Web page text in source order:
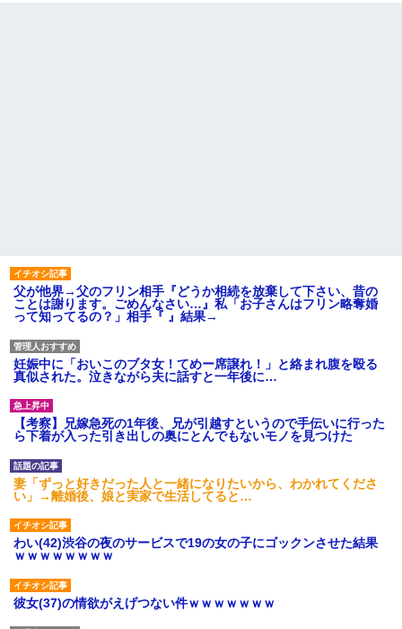
父が他界→父のフリン相手『どうか相続を放棄して下さい、昔の
ことは謝ります。ごめんなさい…』私「お子さんはフリン略奪婚
って知ってるの？」相手『 』結果→
妊娠中に「おいこのブタ女！てめー席譲れ！」と絡まれ腹を殴る
真似された。泣きながら夫に話すと一年後に…
【考察】兄嫁急死の1年後、兄が引越すというので手伝いに行った
ら下着が入った引き出しの奥にとんでもないモノを見つけた
妻「ずっと好きだった人と一緒になりたいから、わかれてくださ
い」→離婚後、娘と実家で生活してると…
わい(42)渋谷の夜のサービスで19の女の子にゴックンさせた結果
ｗｗｗｗｗｗｗｗ
彼女(37)の情欲がえげつない件ｗｗｗｗｗｗｗ